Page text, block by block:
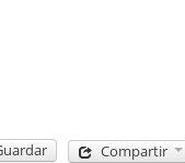
Compartir